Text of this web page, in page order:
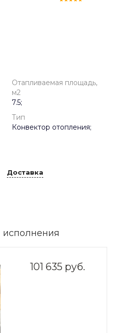
Отапливаемая площадь,
м2
7.5;
Тип
Конвектор отопления;
Доставка
101 635 руб.